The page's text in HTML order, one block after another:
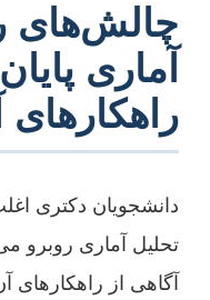
چالش‌های
آماری
راهکارهای
دانشجویان دکتری
تحلیل آماری روبرو
آگاهی از راهکارهای